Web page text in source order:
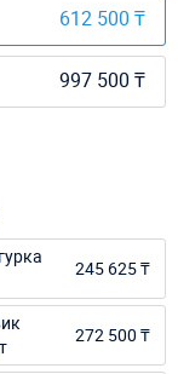
612 500 ₸
997 500 ₸
245 625 ₸
272 500 ₸